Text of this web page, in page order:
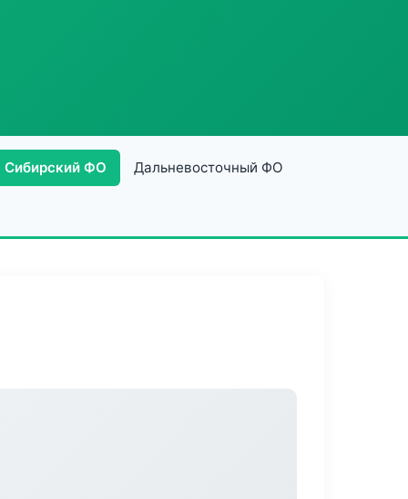
Сибирский ФО Дальневосточный ФО